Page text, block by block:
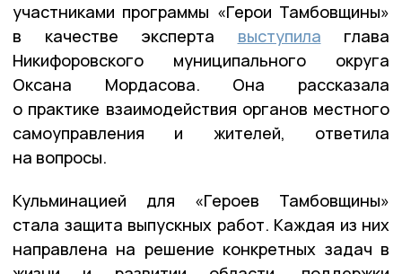
участниками программы «Герои Тамбовщины»
в качестве эксперта выступила глава
Никифоровского муниципального округа
Оксана Мордасова. Она рассказала
о практике взаимодействия органов местного
самоуправления и жителей, ответила
на вопросы.
Кульминацией для «Героев Тамбовщины»
стала защита выпускных работ. Каждая из них
направлена на решение конкретных задач в